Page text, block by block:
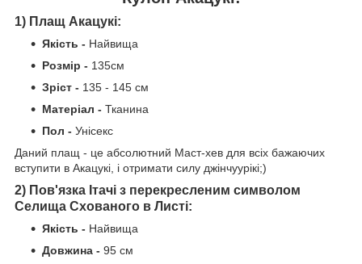
1) Плащ Акацукі:
Якість - Найвища
Розмір - 135см
Зріст - 135 - 145 см
Матеріал - Тканина
Пол - Унісекс
Даний плащ - це абсолютний Маст-хев для всіх бажаючих
вступити в Акацукі, і отримати силу джінчуурікі;)
2) Пов'язка Ітачі з перекресленим символом
Селища Схованого в Листі:
Якість - Найвища
Довжина - 95 см